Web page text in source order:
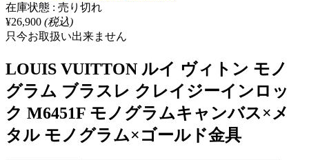
在庫状態 : 売り切れ
¥26,900 (税込)
只今お取扱い出来ません
LOUIS VUITTON ルイ ヴィトン モノ
グラム ブラスレ クレイジーインロッ
ク M6451F モノグラムキャンバス×メ
タル モノグラム×ゴールド金具